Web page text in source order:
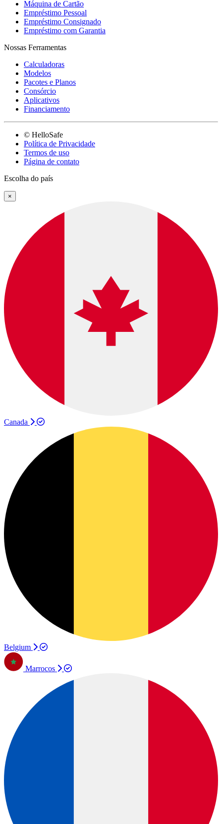
Máquina de Cartão
Empréstimo Pessoal
Empréstimo Consignado
Empréstimo com Garantia
Nossas Ferramentas
Calculadoras
Modelos
Pacotes e Planos
Consórcio
Aplicativos
Financiamento
© HelloSafe
Política de Privacidade
Termos de uso
Página de contato
Escolha do país
×
Canada
Belgium
Marrocos